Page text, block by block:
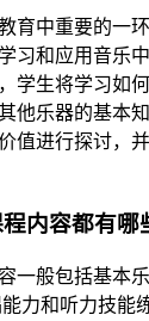
育中重要的一
习和应用音乐
学生将学习如
他乐器的基本
值进行探讨，
内容都有哪
一般包括基本
力和听力技能